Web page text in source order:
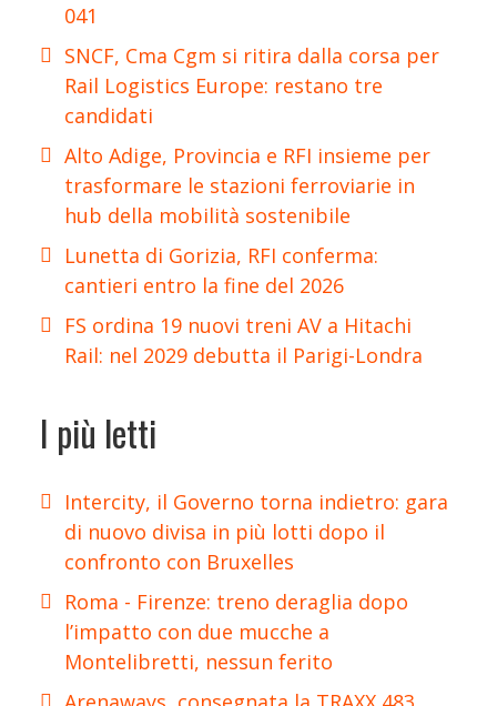
041
SNCF, Cma Cgm si ritira dalla corsa per
Rail Logistics Europe: restano tre
candidati
Alto Adige, Provincia e RFI insieme per
trasformare le stazioni ferroviarie in
hub della mobilità sostenibile
Lunetta di Gorizia, RFI conferma:
cantieri entro la fine del 2026
FS ordina 19 nuovi treni AV a Hitachi
Rail: nel 2029 debutta il Parigi-Londra
I più letti
Intercity, il Governo torna indietro: gara
di nuovo divisa in più lotti dopo il
confronto con Bruxelles
Roma - Firenze: treno deraglia dopo
l’impatto con due mucche a
Montelibretti, nessun ferito